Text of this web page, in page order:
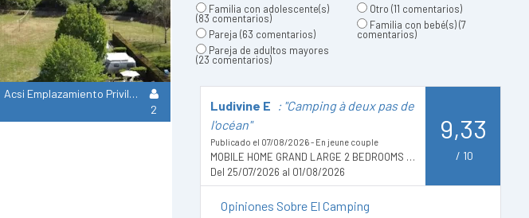
Acsi Emplazamiento Privilege
2
Familia con adolescente(s)
(83 comentarios)
Pareja (63 comentarios)
Pareja de adultos mayores
(23 comentarios)
Otro (11 comentarios)
Familia con bebé(s)(7
comentarios)
Ludivine E : "Camping à deux pas de
l'océan"
Publicado el 07/08/2026 - En jeune couple
MOBILE HOME GRAND LARGE 2 BEDROOMS - 30 m²
Del 25/07/2026 al 01/08/2026
9,33
/ 10
Opiniones Sobre El Camping